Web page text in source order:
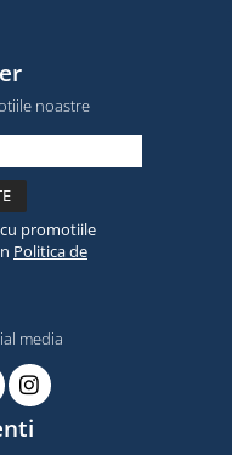
noastre
promotiile
Politica de
media